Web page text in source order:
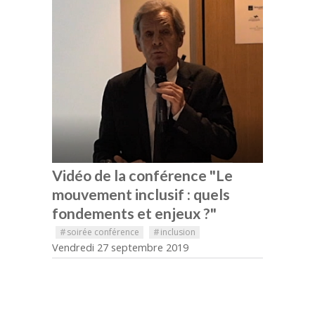
Vidéo de la conférence "Le
mouvement inclusif : quels
fondements et enjeux ?"
#soirée conférence #inclusion
Vendredi 27 septembre 2019